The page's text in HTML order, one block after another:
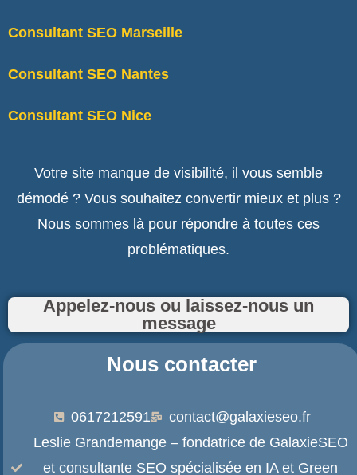
Consultant SEO Marseille
Consultant SEO Nantes
Consultant SEO Nice
Votre site manque de visibilité, il vous semble
démodé ? Vous souhaitez convertir mieux et plus ?
Nous sommes là pour répondre à toutes ces
problématiques.
Appelez-nous ou laissez-nous un
message
Nous contacter
0617212591
contact@galaxieseo.fr
Leslie Grandemange – fondatrice de GalaxieSEO
et consultante SEO spécialisée en IA et Green